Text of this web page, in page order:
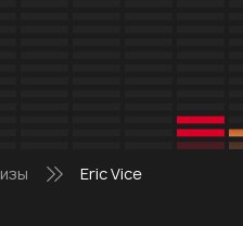
Eric Vice